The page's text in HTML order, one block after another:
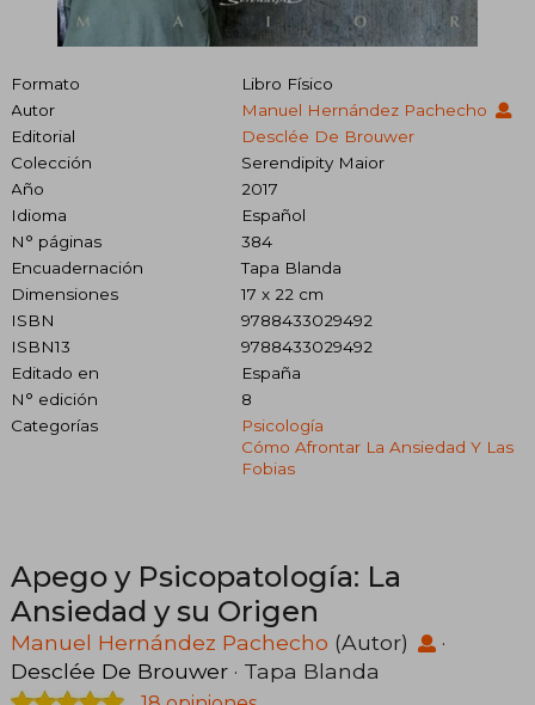
Formato
Libro Físico
Autor
Manuel Hernández Pachecho
Editorial
Desclée De Brouwer
Colección
Serendipity Maior
Año
2017
Idioma
Español
N° páginas
384
Encuadernación
Tapa Blanda
Dimensiones
17 x 22 cm
ISBN
9788433029492
ISBN13
9788433029492
Editado en
España
N° edición
8
Categorías
Psicología
Cómo Afrontar La Ansiedad Y Las
Fobias
Apego y Psicopatología: La
Ansiedad y su Origen
Manuel Hernández Pachecho (Autor)
·
Desclée De Brouwer · Tapa Blanda